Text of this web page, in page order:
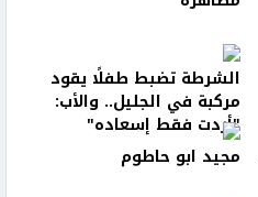
الشرطة تضبط طفلًا يقود
مركبة في الجليل.. والأب:
"أردت فقط إسعاده"
مجيد ابو حاطوم